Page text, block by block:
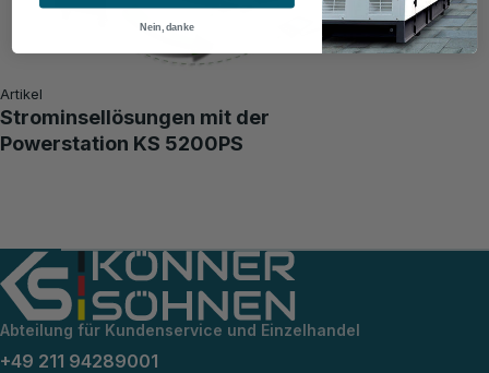
Artikel
Strominsellösungen mit der
Powerstation KS 5200PS
Abteilung für Kundenservice und Einzelhandel
+49 211 94289001
Nein, danke